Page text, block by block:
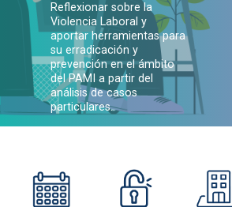
Reflexionar sobre la
Violencia Laboral y
aportar herramientas para
su erradicación y
prevención en el ámbito
del PAMI a partir del
análisis de casos
particulares.